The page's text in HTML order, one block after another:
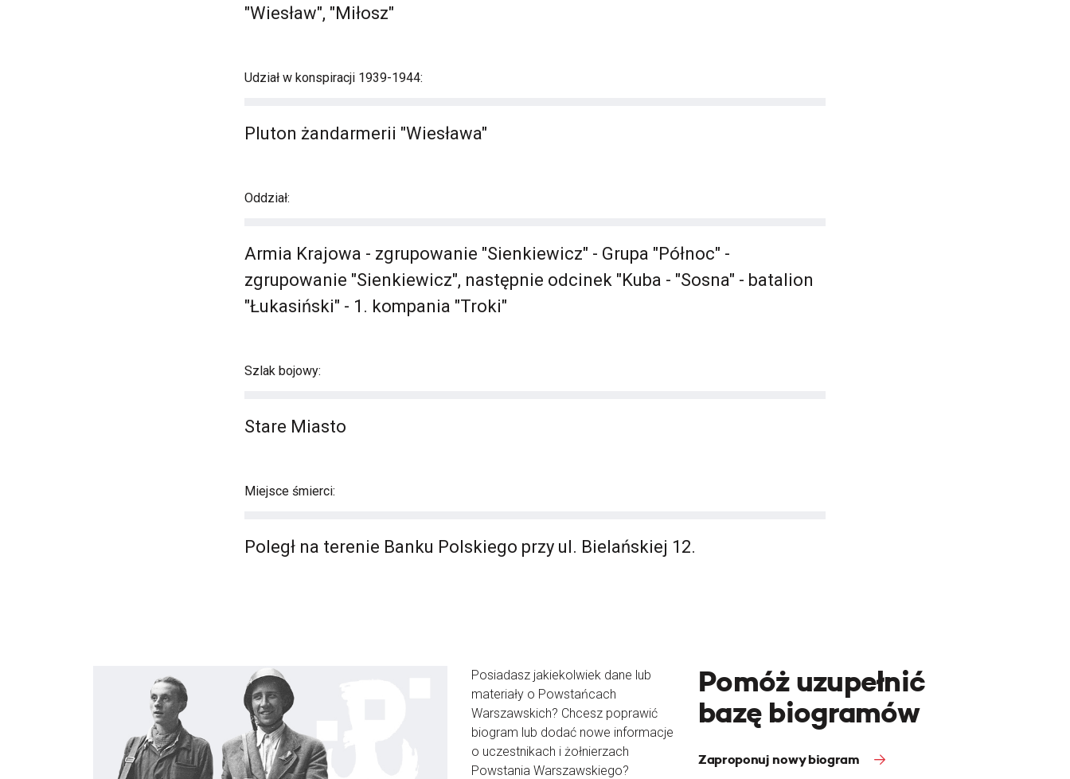
"Wiesław", "Miłosz"
Udział w konspiracji 1939-1944:
Pluton żandarmerii "Wiesława"
Oddział:
Armia Krajowa - zgrupowanie "Sienkiewicz" - Grupa "Północ" -
zgrupowanie "Sienkiewicz", następnie odcinek "Kuba - "Sosna" - batalion
"Łukasiński" - 1. kompania "Troki"
Szlak bojowy:
Stare Miasto
Miejsce śmierci:
Poległ na terenie Banku Polskiego przy ul. Bielańskiej 12.
Posiadasz jakiekolwiek dane lub
materiały o Powstańcach
Warszawskich? Chcesz poprawić
biogram lub dodać nowe informacje
o uczestnikach i żołnierzach
Powstania Warszawskiego?
Pomóż uzupełnić
bazę biogramów
Zaproponuj nowy biogram